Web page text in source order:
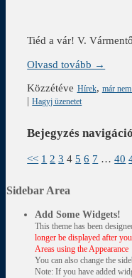
Tiéd a vár! V.
Olvasd tovább →
Közzétéve Hírek, már
|Hagyj üzenetet
Bejegyzés navigáció
<< 1 2 3 4 5 6 7 … 40
Sidebar Area
Add Some Widgets!
This theme has been
longer be displayed after
Areas using the
You can also change the
Note: If you have added